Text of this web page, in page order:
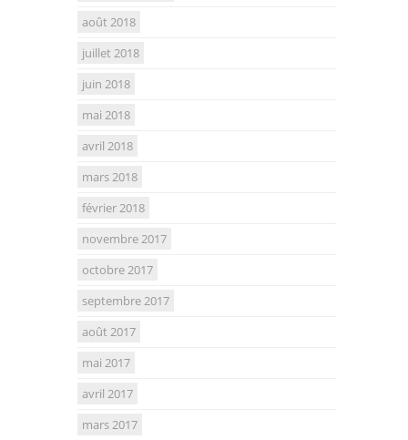
août 2018
juillet 2018
juin 2018
mai 2018
avril 2018
mars 2018
février 2018
novembre 2017
octobre 2017
septembre 2017
août 2017
mai 2017
avril 2017
mars 2017